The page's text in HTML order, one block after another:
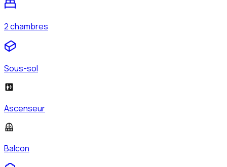
2 chambres
Sous-sol
Ascenseur
Balcon